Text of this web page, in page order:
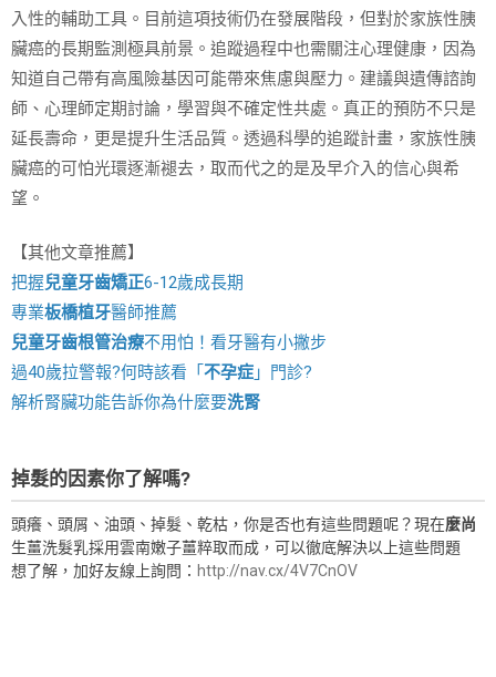
入性的輔助工具。目前這項技術仍在發展階段，但對於家族性胰
臟癌的長期監測極具前景。追蹤過程中也需關注心理健康，因為
知道自己帶有高風險基因可能帶來焦慮與壓力。建議與遺傳諮詢
師、心理師定期討論，學習與不確定性共處。真正的預防不只是
延長壽命，更是提升生活品質。透過科學的追蹤計畫，家族性胰
臟癌的可怕光環逐漸褪去，取而代之的是及早介入的信心與希
望。
【其他文章推薦】
把握兒童牙齒矯正6-12歲成長期
專業板橋植牙醫師推薦
兒童牙齒根管治療不用怕！看牙醫有小撇步
過40歲拉警報?何時該看「 不孕症 」門診?
解析腎臟功能告訴你為什麼要洗腎
掉髮的因素你了解嗎?
頭癢、頭屑、油頭、掉髮、乾枯，你是否也有這些問題呢？現在麼尚
生薑洗髮乳採用雲南嫩子薑粹取而成，可以徹底解決以上這些問題
想了解，加好友線上詢問： http://nav.cx/4V7CnOV